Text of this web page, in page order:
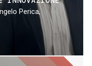
Perica,